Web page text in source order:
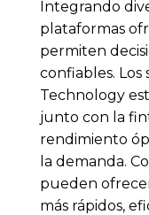
Integrando
plataformas
permiten
confiables. Los
Technology
junto con la
rendimiento
la demanda.
pueden
más rápidos,